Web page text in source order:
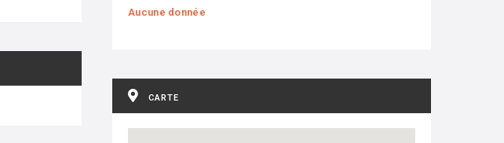
Aucune donnée
CARTE